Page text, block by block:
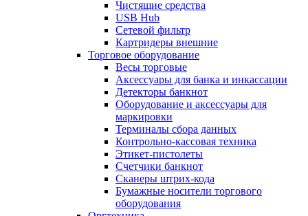
Чистящие средства
USB Hub
Сетевой фильтр
Картридеры внешние
Торговое оборудование
Весы торговые
Аксессуары для банка и инкассации
Детекторы банкнот
Оборудование и аксессуары для
маркировки
Терминалы сбора данных
Контрольно-кассовая техника
Этикет-пистолеты
Счетчики банкнот
Сканеры штрих-кода
Бумажные носители торгового
оборудования